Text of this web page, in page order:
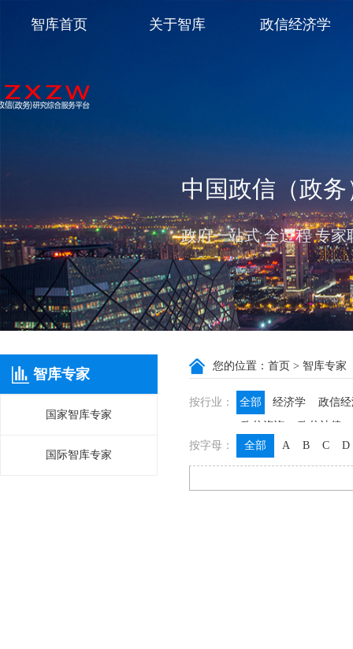
中国政信（政
政府一站式 全过程 专
智库首页 关于智库 政信经济学
智库专家
国家智库专家
国际智库专家
您的位置： 首页 > 智库专家
按行业： 全部 经济学
政信
政信咨询
政信法律
按字母：
全部 A B C D